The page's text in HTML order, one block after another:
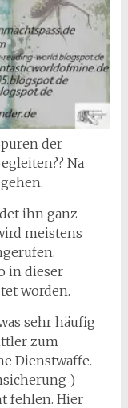
der
Na
ihn ganz
meistens
in dieser
worden.
sehr häufig
zum
Dienstwaffe.
)
fehlen. Hier